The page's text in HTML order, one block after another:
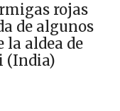
rojas
de algunos
la aldea de
(India)